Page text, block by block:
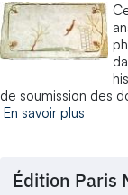
de soumission des
En savoir plus
Édition Paris